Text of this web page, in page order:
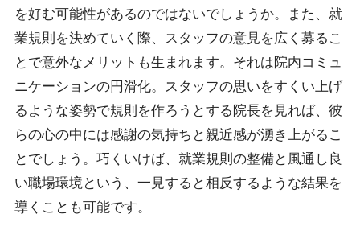
を好む可能性があるのではないでしょうか。また、就
業規則を決めていく際、スタッフの意見を広く募るこ
とで意外なメリットも生まれます。それは院内コミュ
ニケーションの円滑化。スタッフの思いをすくい上げ
るような姿勢で規則を作ろうとする院長を見れば、彼
らの心の中には感謝の気持ちと親近感が湧き上がるこ
とでしょう。巧くいけば、就業規則の整備と風通し良
い職場環境という、一見すると相反するような結果を
導くことも可能です。